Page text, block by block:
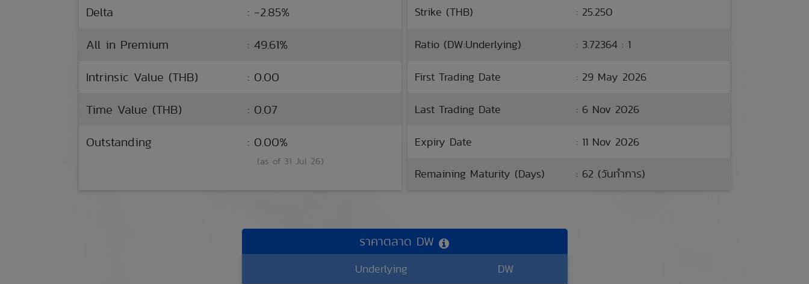
Delta
: -2.85%
All in Premium
: 49.61%
Intrinsic Value (THB)
: 0.00
Time Value (THB)
: 0.07
Outstanding
: 0.00%
(as of 31 Jul 26)
Strike (THB) : 25.250
Ratio (DW:Underlying) : 3.72364 : 1
First Trading Date : 29 May 2026
Last Trading Date : 6 Nov 2026
Expiry Date : 11 Nov 2026
Remaining Maturity (Days) : 62 (วันทำการ)
ราคาตลาด DW
Underlying DW